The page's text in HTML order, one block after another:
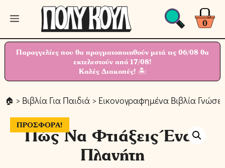
Μετάβαση
περιεχόμενο
0
Μενού
Παραγγελίες που θα πραγματοποιηθούν μετά τις 06/08 θα
εκτελεστούν από 17/08!
Καλές Διακοπές! 🏝
> Βιβλία Για Παιδιά > Εικονογραφημένα Βιβλία
ΠΡΟΣΦΟΡΆ!
Πώς Να Φτιάξεις Έναν
Πλανήτη